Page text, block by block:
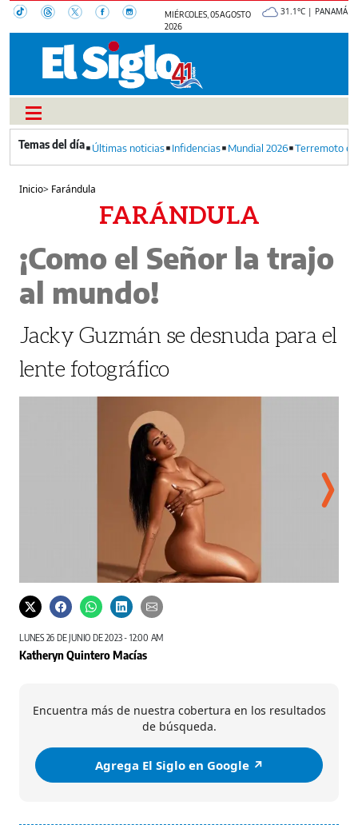
MIÉRCOLES, 05 AGOSTO
2026
31.1°C | PANAMÁ
Últimas noticias Infidencias Mundial 2026 Terremoto
Inicio> Farándula
FARÁNDULA
¡Como el Señor la trajo
al mundo!
Jacky Guzmán se desnuda para el
lente fotográfico
LUNES 26 DE JUNIO DE 2023 - 12:00 AM
Katheryn Quintero Macías
Encuentra más de nuestra cobertura en los resultados
de búsqueda.
Agrega El Siglo en Google ↗️